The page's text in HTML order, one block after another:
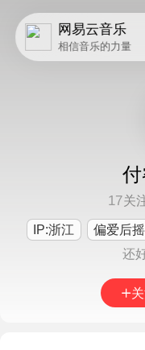
网易云音乐
相信音乐的力量
17关
IP:浙江 偏爱后摇
还